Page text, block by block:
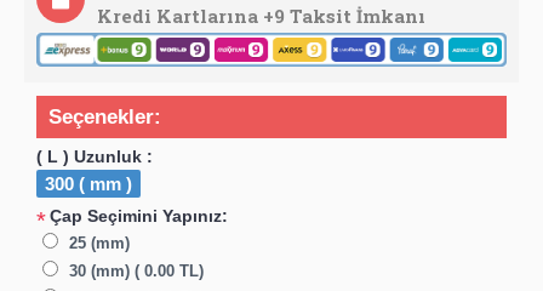
Kredi Kartlarına +9 Taksit İmkanı
Seçenekler:
( L ) Uzunluk :
300 ( mm )
*Çap Seçimini Yapınız:
25 (mm)
30 (mm) ( 0.00 TL)